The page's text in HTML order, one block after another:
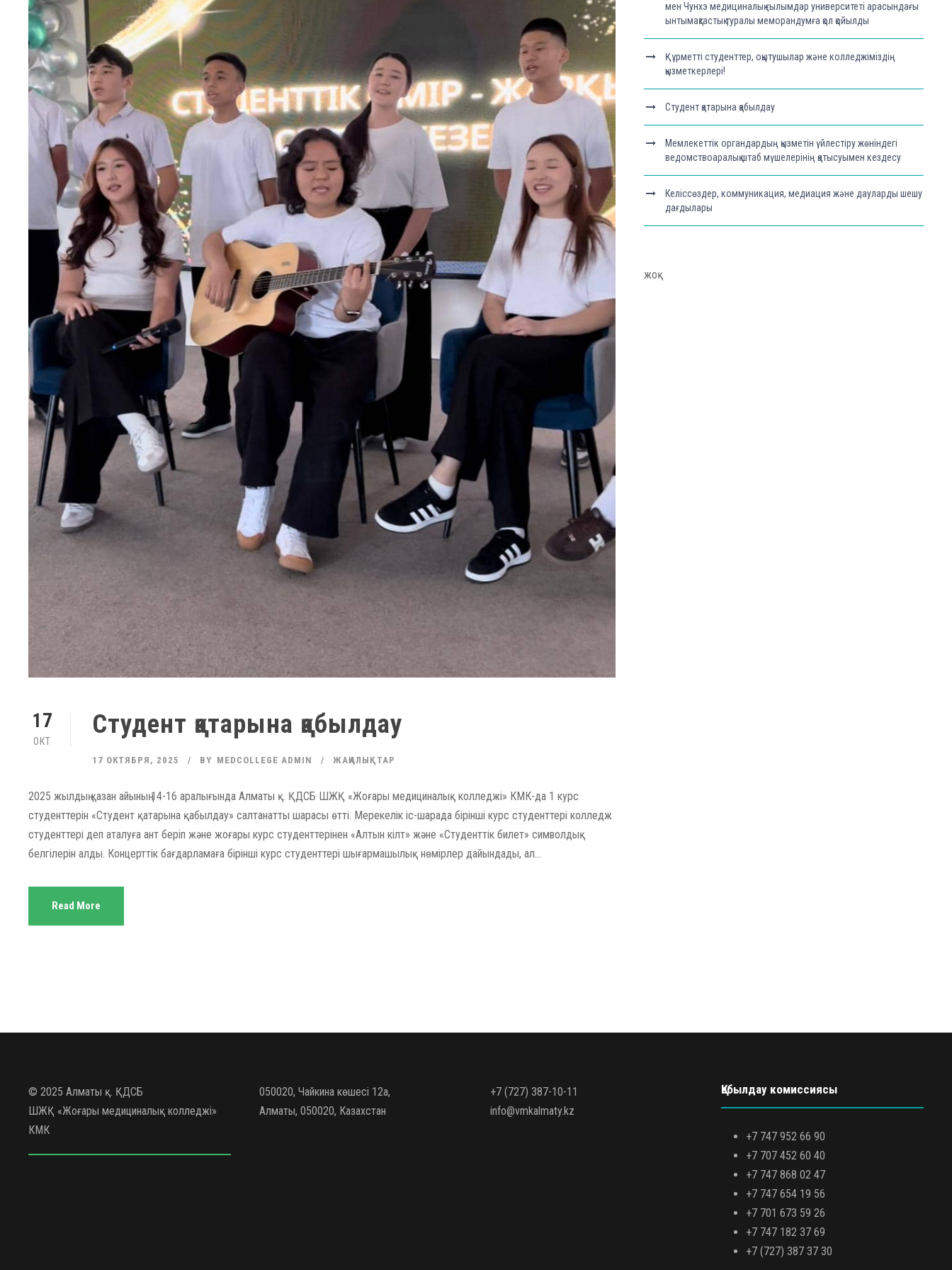
17
ОКТ
Студент қатарына қабылдау
17 ОКТЯБРЯ, 2025 BY MEDCOLLEGE ADMIN ЖАҢАЛЫҚТАР
2025 жылдың қазан айының 14-16 аралығында Алматы қ. ҚДСБ ШЖҚ «Жоғары медициналық колледжі» КМК-да 1 курс
студенттерін «Студент қатарына қабылдау» салтанатты шарасы өтті. Мерекелік іс-шарада бірінші курс студенттері колледж
студенттері деп аталуға ант беріп және жоғары курс студенттерінен «Алтын кілт» және «Студенттік билет» символдық
белгілерін алды. Концерттік бағдарламаға бірінші курс студенттері шығармашылық нөмірлер дайындады, ал...
Read More
мен Чунхэ медициналық ғылымдар университеті арасындағы
ынтымақтастық туралы меморандумға қол қойылды
Құрметті студенттер, оқытушылар және колледжіміздің
қызметкерлері!
Студент қатарына қабылдау
Мемлекеттік органдардың қызметін үйлестіру жөніндегі
ведомствоаралық штаб мүшелерінің қатысуымен кездесу
Келіссөздер, коммуникация, медиация және дауларды шешу
дағдылары
жоқ
© 2025 Алматы қ. ҚДСБ
ШЖҚ «Жоғары медициналық колледжі»
КМК
050020, Чайкина көшесі 12а,
Алматы, 050020, Казахстан
+7 (727) 387-10-11
info@vmkalmaty.kz
Қабылдау комиссиясы
+7 747 952 66 90
+7 707 452 60 40
+7 747 868 02 47
+7 747 654 19 56
+7 701 673 59 26
+7 747 182 37 69
+7 (727) 387 37 30